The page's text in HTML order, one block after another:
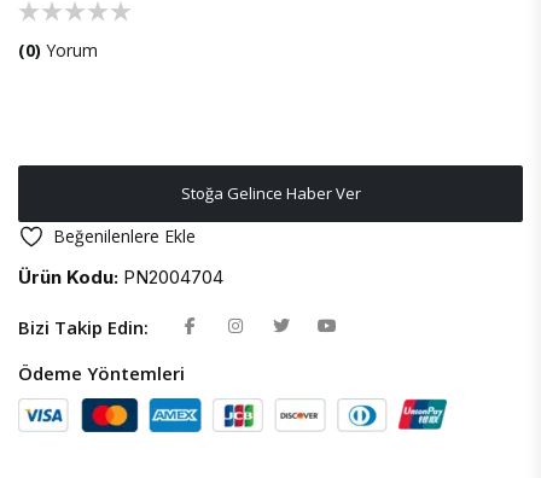
(0) Yorum
Stoğa Gelince Haber Ver
Beğenilenlere Ekle
Ürün Kodu: PN2004704
Bizi Takip Edin:
Ödeme Yöntemleri